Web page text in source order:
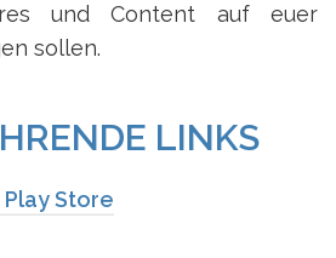
und Content auf euer
sollen.
LINKS
Store